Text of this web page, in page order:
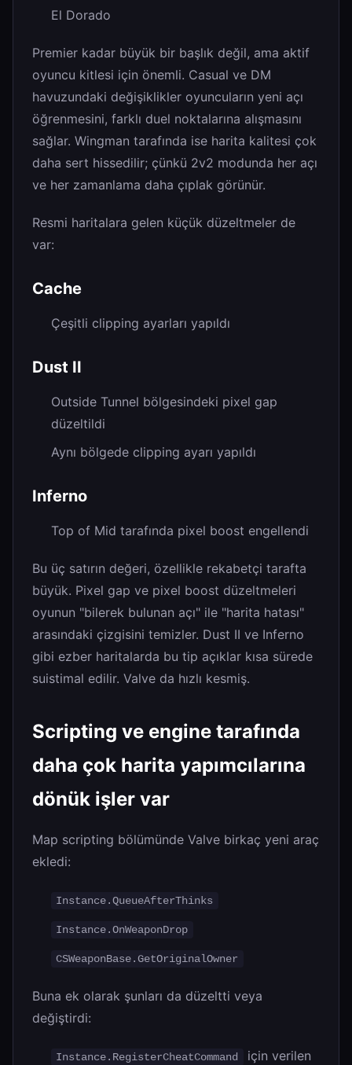
El Dorado
Premier kadar büyük bir başlık değil, ama aktif
oyuncu kitlesi için önemli. Casual ve DM
havuzundaki değişiklikler oyuncuların yeni açı
öğrenmesini, farklı duel noktalarına alışmasını
sağlar. Wingman tarafında ise harita kalitesi çok
daha sert hissedilir; çünkü 2v2 modunda her açı
ve her zamanlama daha çıplak görünür.
Resmi haritalara gelen küçük düzeltmeler de
var:
Cache
Çeşitli clipping ayarları yapıldı
Dust II
Outside Tunnel bölgesindeki pixel gap
düzeltildi
Aynı bölgede clipping ayarı yapıldı
Inferno
Top of Mid tarafında pixel boost engellendi
Bu üç satırın değeri, özellikle rekabetçi tarafta
büyük. Pixel gap ve pixel boost düzeltmeleri
oyunun "bilerek bulunan açı" ile "harita hatası"
arasındaki çizgisini temizler. Dust II ve Inferno
gibi ezber haritalarda bu tip açıklar kısa sürede
suistimal edilir. Valve da hızlı kesmiş.
Scripting ve engine tarafında
daha çok harita yapımcılarına
dönük işler var
Map scripting bölümünde Valve birkaç yeni araç
ekledi:
Instance.QueueAfterThinks
Instance.OnWeaponDrop
CSWeaponBase.GetOriginalOwner
Buna ek olarak şunları da düzeltti veya
değiştirdi:
Instance.RegisterCheatCommand
için verilen